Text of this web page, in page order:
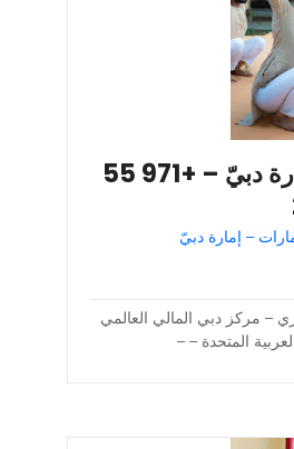
اليوجا – إمارة دبيّ – +971 55
– إمارة دبيّ
– مركز دبي المالي العالمي
المتحدة – –